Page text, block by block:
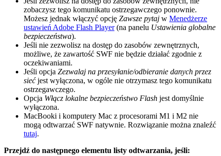
zobaczysz tego komunikatu ostrzegawczego ponownie.
Możesz jednak włączyć opcję Zawsze pytaj w Menedżerze
ustawień Adobe Flash Player(na panelu Ustawienia globalne
bezpieczeństwa).
Jeśli nie zezwolisz na dostęp do zasobów zewnętrznych,
możliwe, że zawartość SWF nie będzie działać zgodnie z
oczekiwaniami.
Jeśli opcja Zezwalaj na przesyłanie/odbieranie danych przez
siećjest wyłączona, w ogóle nie otrzymasz tego komunikatu
ostrzegawczego.
Opcja Włącz lokalne bezpieczeństwo Flash jest domyślnie
wyłączona.
MacBooki i komputery Mac z procesorami M1 i M2 nie
mogą odtwarzać SWF natywnie. Rozwiązanie można znaleźć
tutaj.
Przejdź do następnego elementu listy odtwarzania, jeśli: